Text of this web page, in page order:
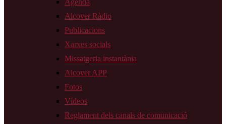
Agenda
Alcover Ràdio
Publicacions
Xarxes socials
Missatgeria instantània
Alcover APP
Fotos
Vídeos
Reglament dels canals de comunicació